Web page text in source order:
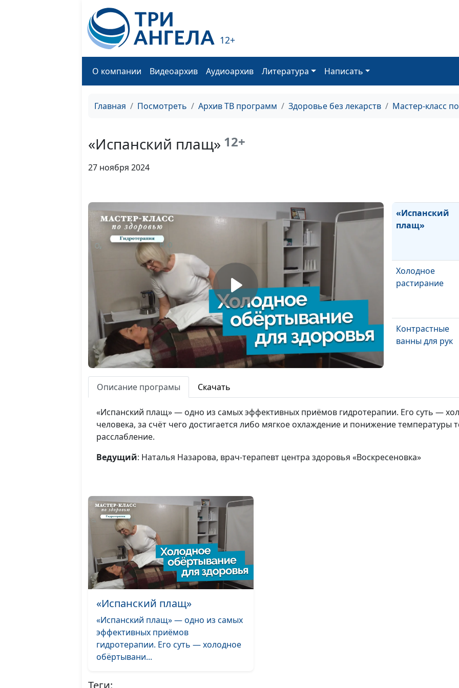
12+
О компании Видеоархив Аудиоархив Литература Написать
Главная Посмотреть Архив ТВ программ Здоровье без лекарств Мастер-класс
«Испанский плащ» 12+
27 ноября 2024
компресс на
«Испанский
плащ»
Холодное
растирание
Контрастные
ванны для рук
растирания
ножные ванны
Описание програмы Скачать
«Испанский плащ» — одно из самых эффективных приёмов гидротерапии. Его суть —
человека, за счёт чего достигается либо мягкое охлаждение и понижение температуры
расслабление.
Ведущий: Наталья Назарова, врач-терапевт центра здоровья «Воскресеновка»
«Испанский плащ»
«Испанский плащ» — одно из самых
эффективных приёмов
гидротерапии. Его суть — холодное
обёртывани...
Теги: